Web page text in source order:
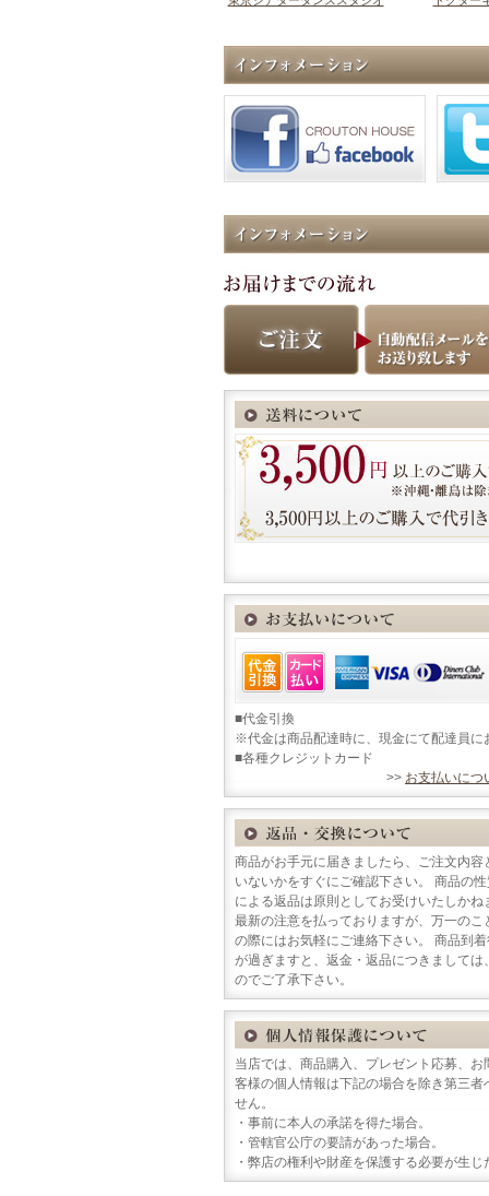
■代金引換
※代金は商品配達時に、現金にて配達員に
■各種クレジットカード
>> お支払いにつ
商品がお手元に届きましたら、ご注文内
いないかをすぐにご確認下さい。 商品の
による返品は原則としてお受けいたしか
最新の注意を払っておりますが、万一の
の際にはお気軽にご連絡下さい。 商品到
が過ぎますと、返金・返品につきまして
のでご了承下さい。
当店では、商品購入、プレゼント応募、
客様の個人情報は下記の場合を除き第三
せん。
・事前に本人の承諾を得た場合。
・管轄官公庁の要請があった場合。
・弊店の権利や財産を保護する必要が生じ